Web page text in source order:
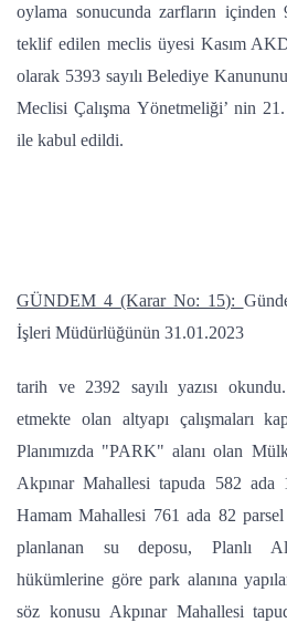
oylama sonucunda zarfların içinden
teklif edilen meclis üyesi Kasım
olarak 5393 sayılı Belediye
Meclisi Çalışma Yönetmeliği’ nin
ile kabul edildi.
GÜNDEM 4 (Karar No: 15):
İşleri Müdürlüğünün 31.01.2023
tarih ve 2392 sayılı yazısı
etmekte olan altyapı çalışmaları
Planımızda "PARK" alanı olan
Akpınar Mahallesi tapuda 582 ada
Hamam Mahallesi 761 ada 82 parsel
planlanan su deposu, Planlı
hükümlerine göre park alanına
söz konusu Akpınar Mahallesi